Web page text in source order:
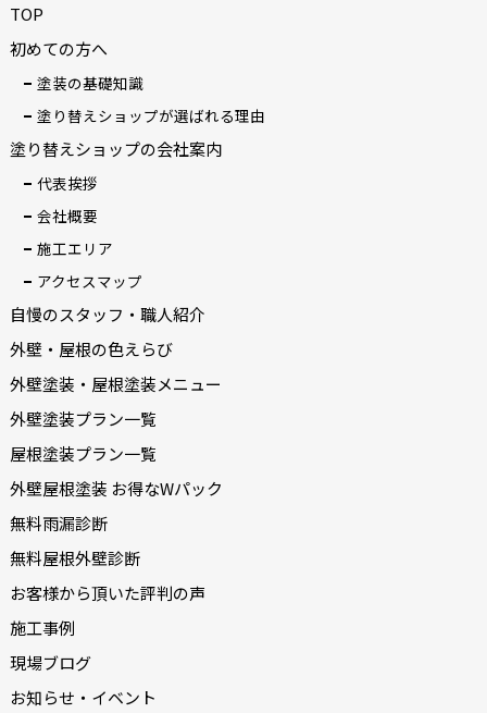
TOP
初めての方へ
塗装の基礎知識
塗り替えショップが選ばれる理由
塗り替えショップの会社案内
代表挨拶
会社概要
施工エリア
アクセスマップ
自慢のスタッフ・職人紹介
外壁・屋根の色えらび
外壁塗装・屋根塗装メニュー
外壁塗装プラン一覧
屋根塗装プラン一覧
外壁屋根塗装 お得なWパック
無料雨漏診断
無料屋根外壁診断
お客様から頂いた評判の声
施工事例
現場ブログ
お知らせ・イベント